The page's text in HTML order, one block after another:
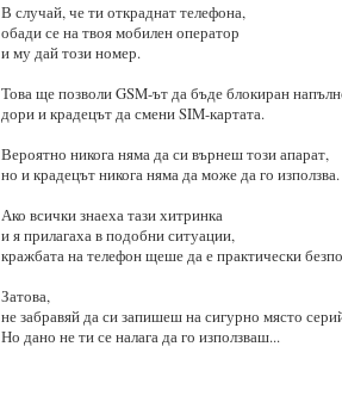
В случай, че ти откраднат телефона,
обади се на твоя мобилен оператор
и му дай този номер.
Това ще позволи GSM-ът да бъде блокиран
дори и крадецът да смени SIM-картата.
Вероятно никога няма да си върнеш този апарат,
но и крадецът никога няма да може да го използва.
Ако всички знаеха тази хитринка
и я прилагаха в подобни ситуации,
кражбата на телефон щеше да е практически
Затова,
не забравяй да си запишеш на сигурно място
Но дано не ти се налага да го използваш...